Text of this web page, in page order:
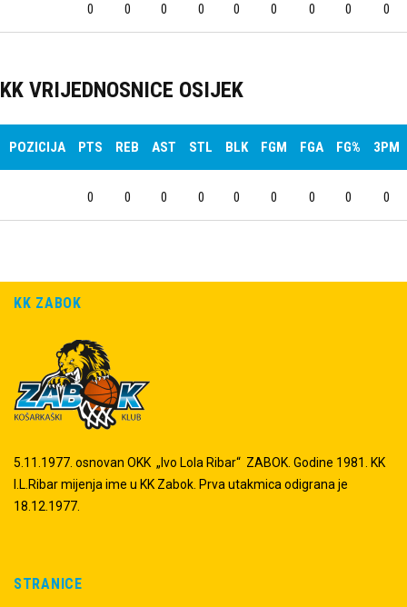
0 0 0 0 0 0 0 0 0
KK VRIJEDNOSNICE OSIJEK
POZICIJA PTS REB AST STL BLK FGM FGA FG% 3PM
0 0 0 0 0 0 0 0 0
KK ZABOK
5.11.1977. osnovan OKK „Ivo Lola Ribar“ ZABOK. Godine 1981. KK
I.L.Ribar mijenja ime u KK Zabok. Prva utakmica odigrana je
18.12.1977.
STRANICE